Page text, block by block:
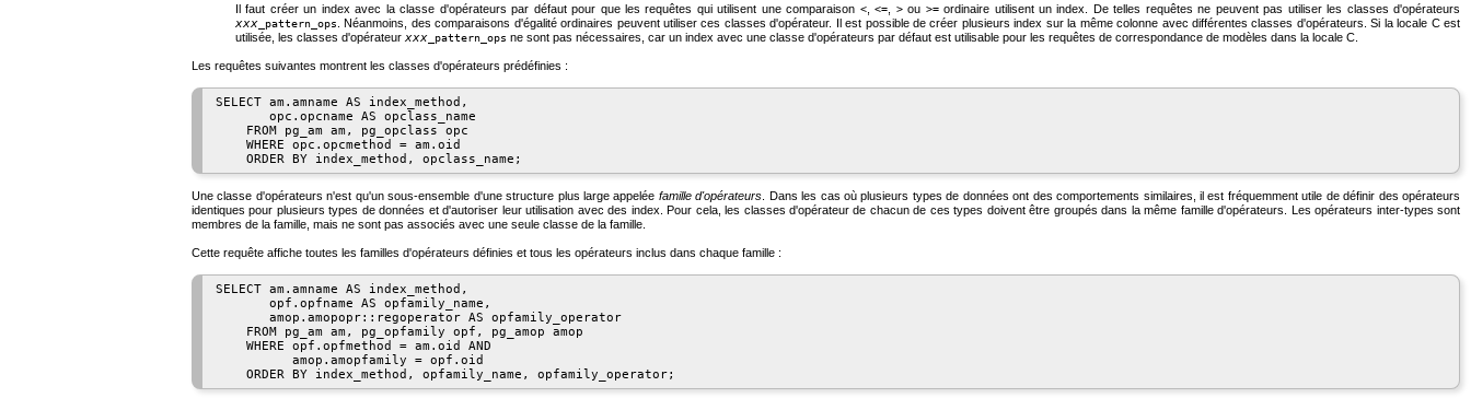
Il faut créer un index avec la classe d'opérateurs par défaut pour que les requêtes qui utilisent une comparaison <,<= >ou >=ordinaire utilisent un index. De telles requêtes ne peuvent pas utiliser les classes d'opérateurs
xxx _pattern_ops
. Néanmoins, des comparaisons d'égalité ordinaires peuvent utiliser ces classes d'opérateur. Il est possible de créer plusieurs index sur la même colonne avec différentes classes d'opérateurs. Si la locale C est
utilisée, les classes d'opérateur xxx _pattern_ops ne sont pas nécessaires, car un index avec une classe d'opérateurs par défaut est utilisable pour les requêtes de correspondance de modèles dans la locale C.
Les requêtes suivantes montrent les classes d'opérateurs prédéfinies :
SELECT am.amname AS index_method,
       opc.opcname AS opclass_name
    FROM pg_am am, pg_opclass opc
    WHERE opc.opcmethod = am.oid
Une classe d'opérateurs n'est qu'un sous-ensemble d'une structure plus large appelée famille d'opérateurs . Dans les cas où plusieurs types de données ont des comportements similaires, il est fréquemment utile de définir des opérateurs
identiques pour plusieurs types de données et d'autoriser leur utilisation avec des index. Pour cela, les classes d'opérateur de chacun de ces types doivent être groupés dans la même famille d'opérateurs. Les opérateurs inter-types sont
membres de la famille, mais ne sont pas associés avec une seule classe de la famille.
Cette requête affiche toutes les familles d'opérateurs définies et tous les opérateurs inclus dans chaque famille :
SELECT am.amname AS index_method,
       opf.opfname AS opfamily_name,
       amop.amopopr::regoperator AS opfamily_operator
    FROM pg_am am, pg_opfamily opf, pg_amop amop
    WHERE opf.opfmethod = am.oid AND
          amop.amopfamily = opf.oid